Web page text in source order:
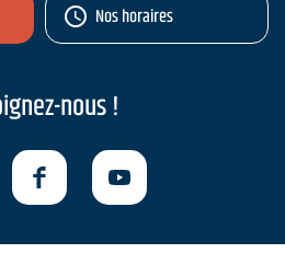
Nos horaires
nous !